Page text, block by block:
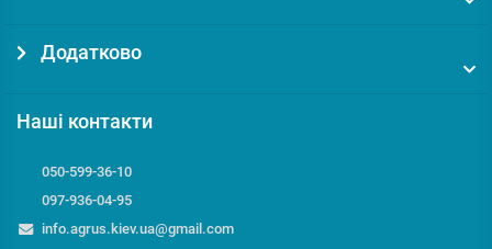
Додатково
Наші контакти
050-599-36-10
097-936-04-95
info.agrus.kiev.ua@gmail.com